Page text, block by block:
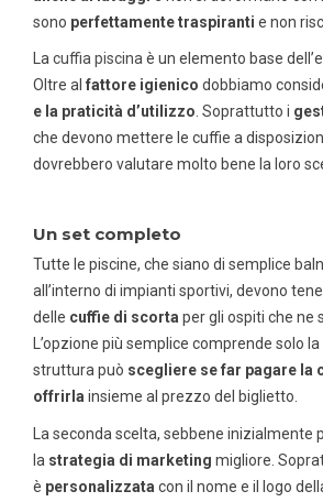
sono perfettamente traspiranti e non
La cuffia piscina è un elemento base
Oltre al fattore igienico dobbiamo
e la praticità d’utilizzo . Soprattutto i
che devono mettere le cuffie a
dovrebbero valutare molto bene la loro
Un set completo
Tutte le piscine, che siano di semplice
all’interno di impianti sportivi, devono
delle cuffie di scorta per gli ospiti che ne
L’opzione più semplice comprende solo
struttura può scegliere se far pagare la
offrirla insieme al prezzo del biglietto.
La seconda scelta, sebbene inizialmente
la strategia di marketing migliore.
è personalizzata con il nome e il logo